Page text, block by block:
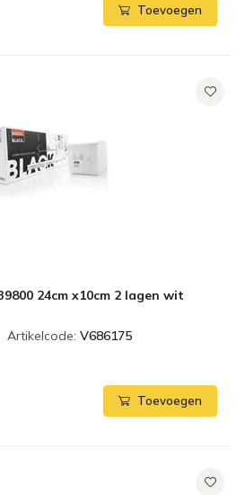
Toevoegen
24cm x10cm 2 lagen wit
Artikelcode: V686175
Toevoegen